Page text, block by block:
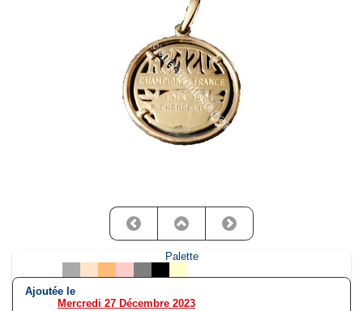
Palette
Ajoutée le
Mercredi 27 Décembre 2023